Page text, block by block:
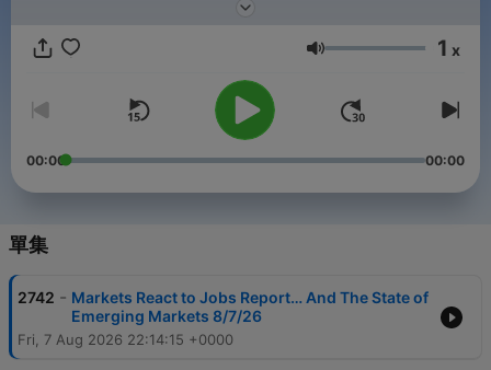
呈現出多維度的市場深度解析。雖然節目製作源自美國，但其對於
心投資者的重要參考指標。
音量 1 x
00:00 00:00
單集
2742 - Markets React to Jobs Report… And The State of
Emerging Markets 8/7/26
Fri, 7 Aug 2026 22:14:15 +0000